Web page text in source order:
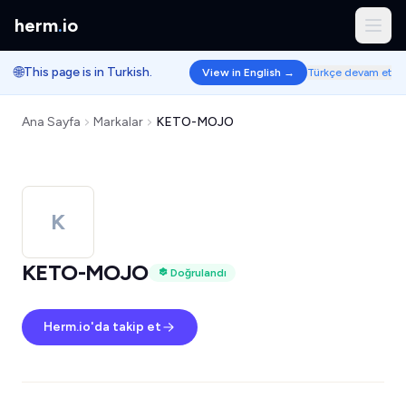
herm.io
🌐This page is in Turkish. View in English → Türkçe devam et
Ana Sayfa Markalar KETO-MOJO
K
KETO-MOJO
Doğrulandı
Herm.io'da takip et